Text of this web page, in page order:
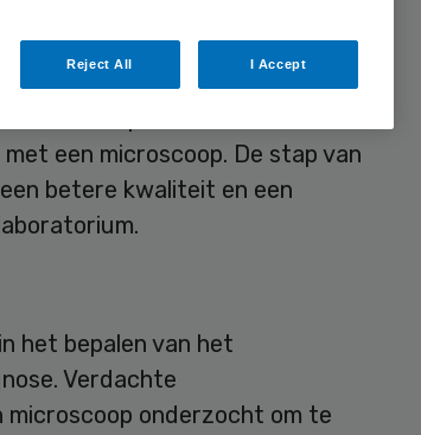
op digitale diagnose.
casussen digitaal
een microscoop. De stap van
betere kwaliteit en een
het bepalen van het
Verdachte
onderzocht om te
Reject All I Accept